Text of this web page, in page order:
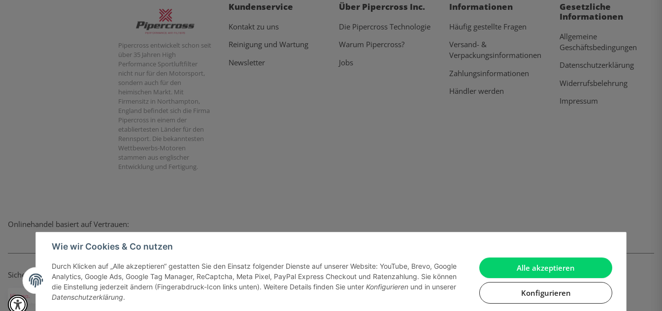
Alle akzeptieren
Konfigurieren
Wie wir Cookies & Co nutzen
Durch Klicken auf „Alle akzeptieren“ gestatten Sie den Einsatz folgender Dienste auf unserer Website: YouTube, Brevo, Google
Analytics, Google Ads, Google Tag Manager, ReCaptcha, Meta Pixel, PayPal Express Checkout und Ratenzahlung. Sie können
die Einstellung jederzeit ändern (Fingerabdruck-Icon links unten). Weitere Details finden Sie unter Konfigurieren und in unserer
Datenschutzerklärung.
Pipercross entwickelt schon seit
über 35 Jahren High
Performance Sportluftfilter
nicht nur für den Motorsport,
sondern auch für den
heimischen Markt. Mit
Firmensitz in Northampton,
England befindet sich die Firma
Pipercross in einem der
etabliertesten Länder für den
Rennsport. Die bekanntesten
Wettbewerbs-Motoren
stammen aus englischer
Entwicklung und Fertigung.
Kundenservice
Kontakt zu uns
Reinigung und Wartung
Newsletter
Über Pipercross Inc.
Die Pipercross Technologie
Warum Pipercross?
Jobs
Informationen
Häufig gestellte Fragen
Versand- &
Verpackungsinformationen
Zahlungsinformationen
Händler werden
Gesetzliche
Informationen
Allgemeine
Geschäftsbedingungen
Datenschutzerklärung
Widerrufsbelehrung
Impressum
Onlinehandel basiert auf Vertrauen:
Sicher bezahlen via: